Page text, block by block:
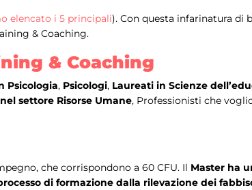
elencato i 5 principali). Con questa infarinatura di
& Coaching.
& Coaching
Psicologia, Psicologi, Laureati in Scienze
settore Risorse Umane, Professionisti che
che corrispondono a 60 CFU. Il Master ha
di formazione dalla rilevazione dei